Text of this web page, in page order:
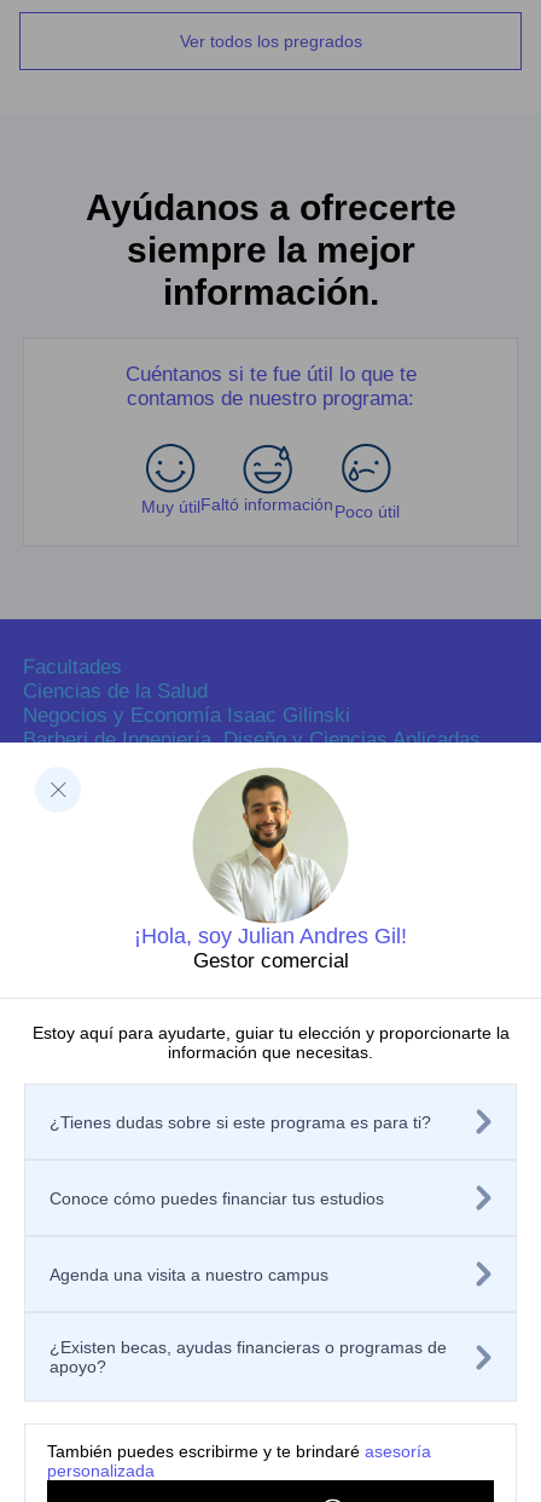
Ver todos los pregrados
Ayúdanos a ofrecerte
siempre la mejor
información.
Cuéntanos si te fue útil lo que te
contamos de nuestro programa:
Muy útilFaltó informaciónPoco útil
8 semestres
$11.930.000
¡Hola, soy Julian Andres Gil!
Gestor comercial
Estoy aquí para ayudarte, guiar tu elección y proporcionarte la
información que necesitas.
¿Tienes dudas sobre si este programa es para ti?
Conoce cómo puedes financiar tus estudios
Agenda una visita a nuestro campus
¿Existen becas, ayudas financieras o programas de
apoyo?
También puedes escribirme y te brindaré asesoría
personalizada
Celular: +57 300 910 8606
ventanillaunicaicesi@icesi.edu.co
Facultades
Ciencias de la Salud
Negocios y Economía Isaac Gilinski
Barberi de Ingeniería, Diseño y Ciencias Aplicadas
Decanatura de Innovación Educativa y Fortalecimiento
Dirección de Investigaciones
Dirección de investigaciones
Portal de investigación
Grupos y semilleros de investigación
Centros de investigación
Proyectos de investigación
Nuestras publicaciones
Laboratorios
Políticas
Política de privacidad de los sitios web
Política de Seguridad de la Información
Registra tu PQRSF